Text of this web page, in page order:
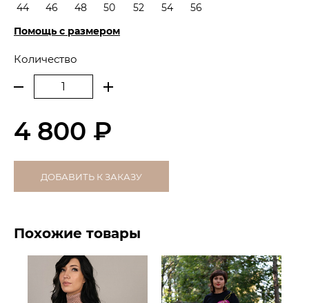
44 46 48 50 52 54
56
Помощь с размером
Количество
4 800 ₽
ДОБАВИТЬ К ЗАКАЗУ
Похожие товары